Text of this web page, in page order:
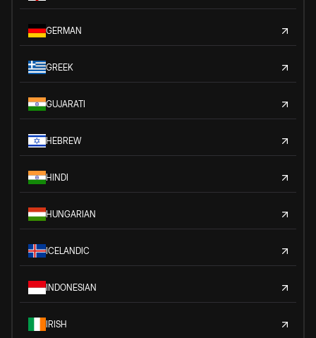
GERMAN
GREEK
GUJARATI
HEBREW
HINDI
HUNGARIAN
ICELANDIC
INDONESIAN
IRISH